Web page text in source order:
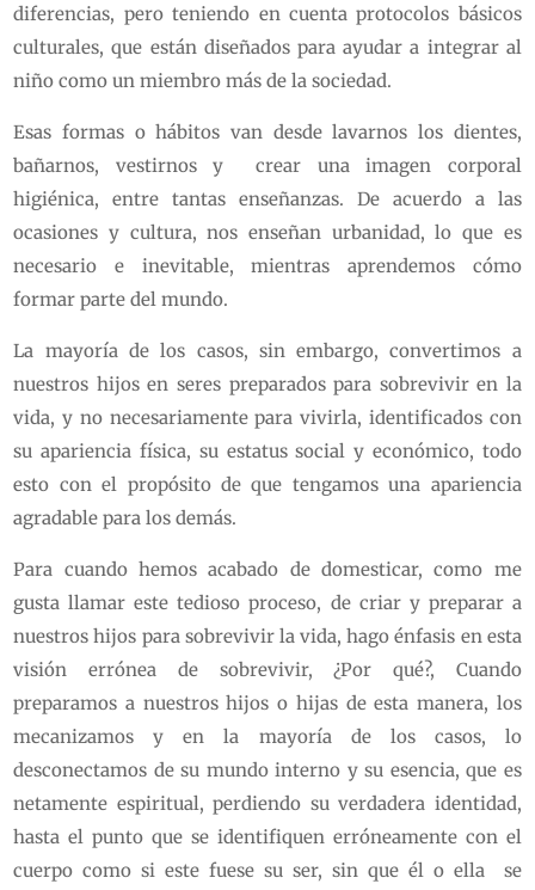
diferencias, pero teniendo en cuenta protocolos básicos
culturales, que están diseñados para ayudar a integrar al
niño como un miembro más de la sociedad.
Esas formas o hábitos van desde lavarnos los dientes,
bañarnos, vestirnos y crear una imagen corporal
higiénica, entre tantas enseñanzas. De acuerdo a las
ocasiones y cultura, nos enseñan urbanidad, lo que es
necesario e inevitable, mientras aprendemos cómo
formar parte del mundo.
La mayoría de los casos, sin embargo, convertimos a
nuestros hijos en seres preparados para sobrevivir en la
vida, y no necesariamente para vivirla, identificados con
su apariencia física, su estatus social y económico, todo
esto con el propósito de que tengamos una apariencia
agradable para los demás.
Para cuando hemos acabado de domesticar, como me
gusta llamar este tedioso proceso, de criar y preparar a
nuestros hijos para sobrevivir la vida, hago énfasis en esta
visión errónea de sobrevivir, ¿Por qué?, Cuando
preparamos a nuestros hijos o hijas de esta manera, los
mecanizamos y en la mayoría de los casos, lo
desconectamos de su mundo interno y su esencia, que es
netamente espiritual, perdiendo su verdadera identidad,
hasta el punto que se identifiquen erróneamente con el
cuerpo como si este fuese su ser, sin que él o ella se